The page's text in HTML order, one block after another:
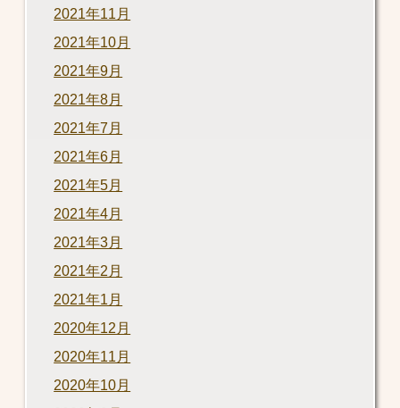
2021年11月
2021年10月
2021年9月
2021年8月
2021年7月
2021年6月
2021年5月
2021年4月
2021年3月
2021年2月
2021年1月
2020年12月
2020年11月
2020年10月